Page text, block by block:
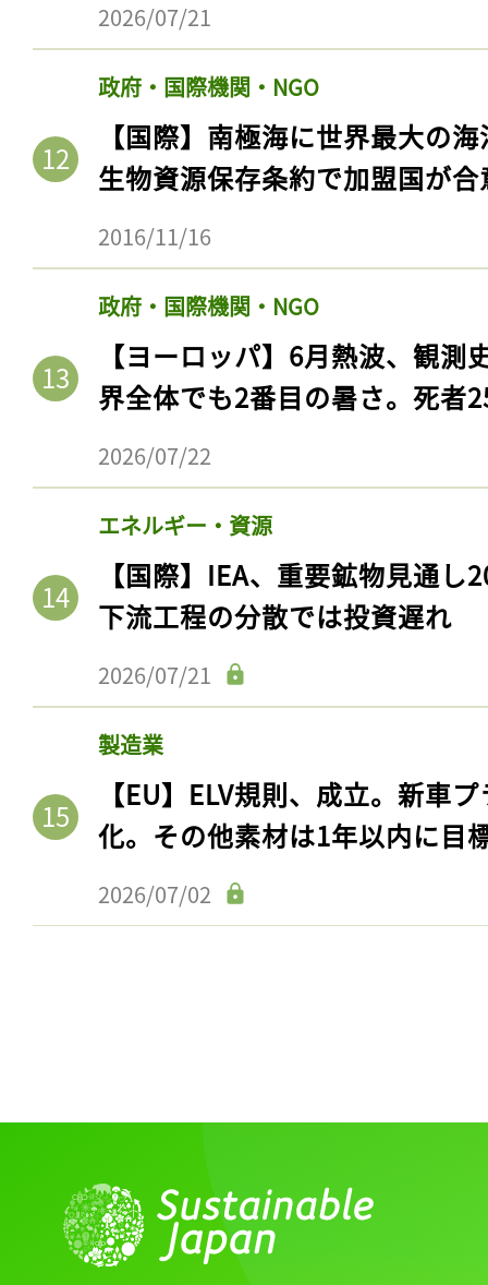
2026/07/21
政府・国際機関・NGO
【国際】南極海に世界最大の
生物資源保存条約で加盟国が合
2016/11/16
政府・国際機関・NGO
【ヨーロッパ】6月熱波、観
界全体でも2番目の暑さ。死者
2026/07/22
エネルギー・資源
【国際】IEA、重要鉱物見通
下流工程の分散では投資遅れ
2026/07/21
製造業
【EU】ELV規則、成立。新車
化。その他素材は1年以内に目
2026/07/02